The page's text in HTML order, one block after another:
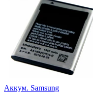
Аккум. Samsung